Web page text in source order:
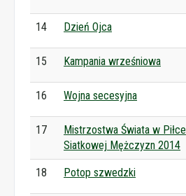
14 Dzień Ojca
15 Kampania wrześniowa
16 Wojna secesyjna
17
Mistrzostwa Świata w Piłce
Siatkowej Mężczyzn 2014
18 Potop szwedzki